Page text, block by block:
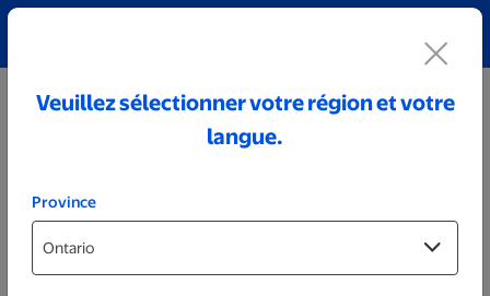
Veuillez sélectionner votre région et votre
langue.
Province